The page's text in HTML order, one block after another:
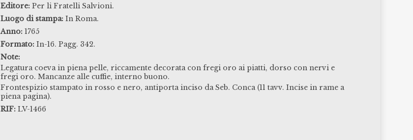
Editore: Per li Fratelli Salvioni.
Luogo di stampa: In Roma.
Anno: 1765
Formato: In-16. Pagg. 342.
Note:
Legatura coeva in piena pelle, riccamente decorata con fregi oro ai piatti, dorso con nervi e
fregi oro. Mancanze alle cuffie, interno buono.
Frontespizio stampato in rosso e nero, antiporta inciso da Seb. Conca (11 tavv. Incise in rame a
piena pagina).
RIF: LV-1466